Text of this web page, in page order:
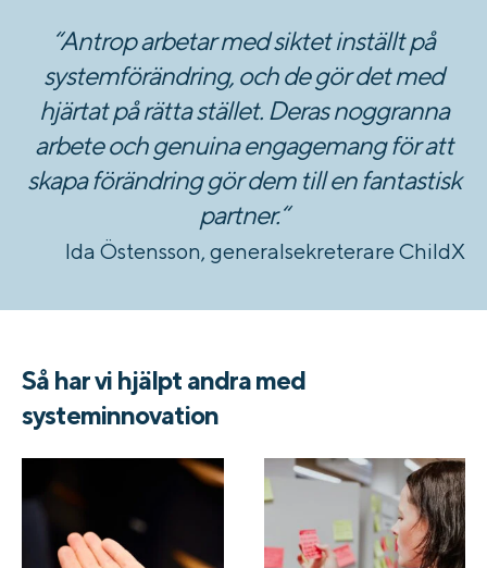
“Antrop arbetar med siktet inställt på
systemförändring, och de gör det med
hjärtat på rätta stället. Deras noggranna
arbete och genuina engagemang för att
skapa förändring gör dem till en fantastisk
partner.“
Ida Östensson, generalsekreterare ChildX
Så har vi hjälpt andra med
systeminnovation